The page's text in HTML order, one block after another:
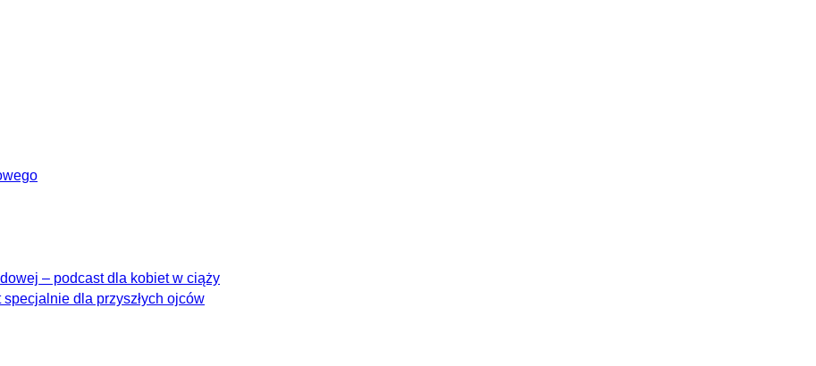
– podcast dla kobiet w ciąży
dla przyszłych ojców